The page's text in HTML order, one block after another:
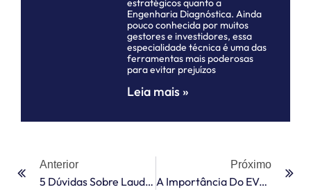
estratégicos quanto a
Engenharia Diagnóstica. Ainda
pouco conhecida por muitos
gestores e investidores, essa
especialidade técnica é uma das
ferramentas mais poderosas
para evitar prejuízos
Leia mais »
Anterior
5 Dúvidas Sobre Laudo De Reforma
Próximo
A Importância Do EVTL Para Novos Negócios